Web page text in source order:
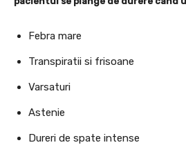
Febra mare
Transpiratii si frisoane
Varsaturi
Astenie
Dureri de spate intense